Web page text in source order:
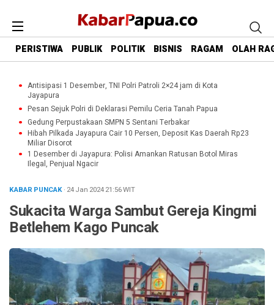
PERISTIWA PUBLIK POLITIK BISNIS RAGAM OLAH
Antisipasi 1 Desember, TNI Polri Patroli 2×24 jam di Kota
Jayapura
Pesan Sejuk Polri di Deklarasi Pemilu Ceria Tanah Papua
Gedung Perpustakaan SMPN 5 Sentani Terbakar
Hibah Pilkada Jayapura Cair 10 Persen, Deposit Kas Daerah Rp23
Miliar Disorot
1 Desember di Jayapura: Polisi Amankan Ratusan Botol Miras
Ilegal, Penjual Ngacir
KABAR PUNCAK· 24 Jan 202421:56WIT
Sukacita Warga Sambut Gereja Kingmi
Betlehem Kago Puncak